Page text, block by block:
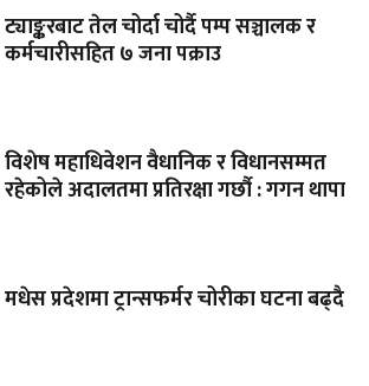
ट्याङ्करबाट तेल चोर्दा चोर्दै पम्प सञ्चालक र
कर्मचारीसहित ७ जना पक्राउ
विशेष महाधिवेशन वैधानिक र विधानसम्मत
रहेकोले अदालतमा प्रतिरक्षा गर्छौ : गगन थापा
मधेस प्रदेशमा ट्रान्सफर्मर चोरीका घटना बढ्दै